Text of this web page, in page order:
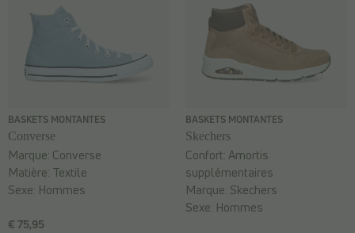
BASKETS MONTANTES
Converse
€ 75,95
Marque: Converse
Matière: Textile
Sexe: Hommes
BASKETS MONTANTES
Skechers
Confort:Amortis
supplémentaires
Marque: Skechers
Sexe: Hommes